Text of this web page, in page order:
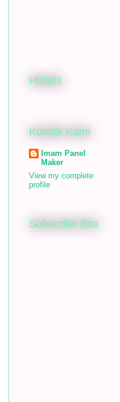
Histats
Kontak Kami
Imam Panel
Maker
View my complete
profile
Subscribe Box